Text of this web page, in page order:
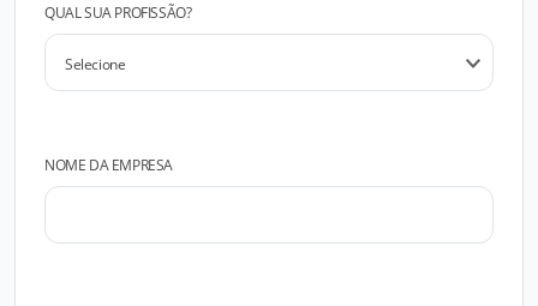
QUAL SUA PROFISSÃO?
NOME DA EMPRESA